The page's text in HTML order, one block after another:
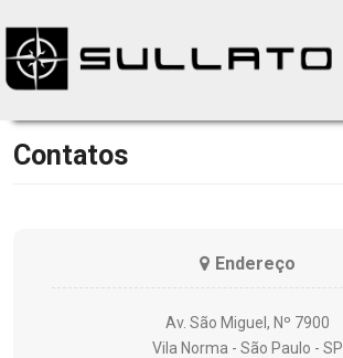
Contatos
Endereço
Av. São Miguel, Nº 7900
Vila Norma - São Paulo - SP